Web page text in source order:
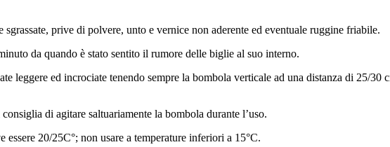
prive di polvere, unto e vernice non aderente ed eventuale ruggine friabile.
da quando è stato sentito il rumore delle biglie al suo interno.
leggere ed incrociate tenendo sempre la bombola verticale ad una distanza di 25/30
di agitare saltuariamente la bombola durante l’uso.
20/25C°; non usare a temperature inferiori a 15°C.